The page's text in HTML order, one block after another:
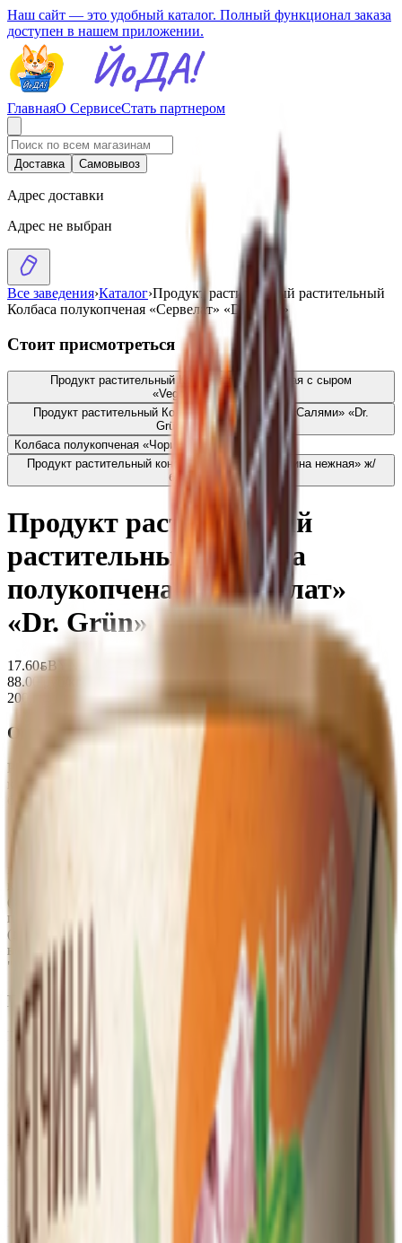
Наш сайт — это удобный каталог. Полный функционал заказа
доступен в нашем приложении.
ГлавнаяО СервисеСтать партнером
Доставка Самовывоз
Адрес доставки
Адрес не выбран
Все заведения›Каталог›Продукт растительный растительный
Колбаса полукопченая «Сервелат» «Dr. Grün»
Стоит присмотреться
Продукт растительный Колбаса полукопченая с сыром
«Vego»
26.99BYN BYN
Продукт растительный Колбаса полукопченая «Салями» «Dr.
Grün»
17.60BYNBYN
Колбаса полукопченая «Чоризо» 17.60
Продукт растительный консервированный «Ветчина нежная» ж/
б 24.20
Продукт растительный
растительный Колбаса
полукопченая «Сервелат»
«Dr. Grün»
17.60BYNBYN
88.00 руб/кг
200 г
Описание
Растительный сервелат Dr. Grün веганская полукопченая
колбаса изготовленная на основе пшеничного и соевого
кокосовое, соевый белок, вкусо-ароматическая смесь
(мускатный орех,тмин, кардамон, черный перец, черный
перец, перец чили), комплексная пищевая добавка
(дрожжевой экстракт, мальдекстрин), экстракт морских
водорослей, аромат копчения, краситель натуральный
"Красный рис", соль
Пищевая ценность на 100г
Белки Калории
Срок годности
Срок годности
Изготовитель
ООО «ГРИНБРО»
Юридический адрес:
109029, г. Москва, проезд
Автомобильный, д. 8, стр. 7, помещ. II, ком. 10